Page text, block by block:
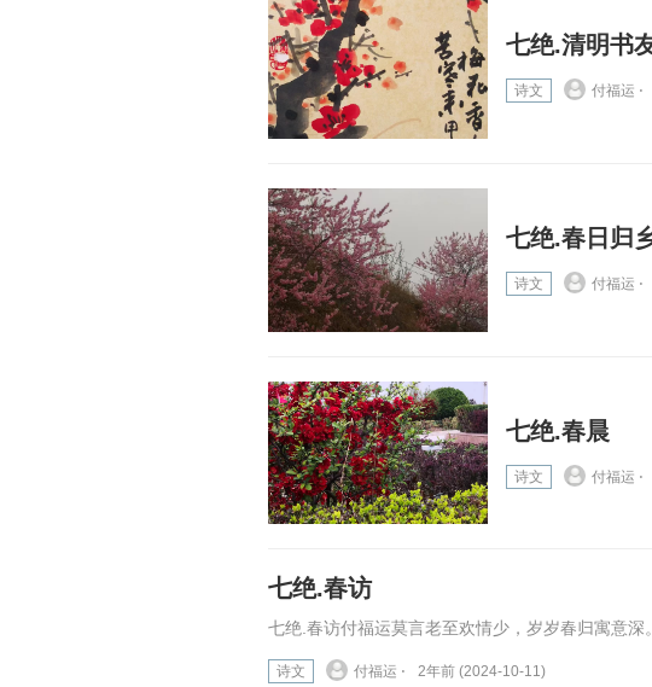
七绝.清明书
诗文 付福运 ⋅
七绝.春日归
诗文 付福运 ⋅
七绝.春晨
诗文 付福运 ⋅
七绝.春访
七绝.春访付福运莫言老至欢情少，岁岁春归寓意深
诗文 付福运 ⋅ 2年前 (2024-10-11)